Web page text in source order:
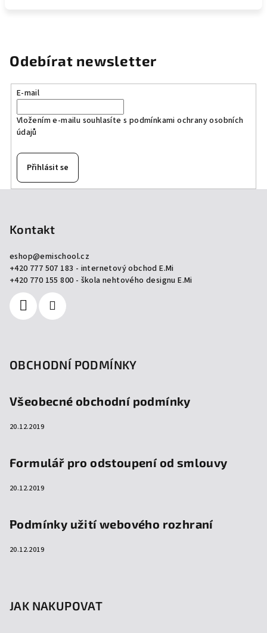
Odebírat newsletter
E-mail
Vložením e-mailu souhlasíte s podmínkami ochrany osobních
údajů
Přihlásit se
Kontakt
eshop@emischool.cz
+420 777 507 183 - internetový obchod E.Mi
+420 770 155 800 - škola nehtového designu E.Mi
OBCHODNÍ PODMÍNKY
Všeobecné obchodní podmínky
20.12.2019
Formulář pro odstoupení od smlouvy
20.12.2019
Podmínky užití webového rozhraní
20.12.2019
JAK NAKUPOVAT